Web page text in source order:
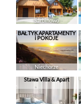
Sarbinowo
BAŁTYK APARTAMENTY
i POKOJE
Niechorze
Stawa Villa & Apart